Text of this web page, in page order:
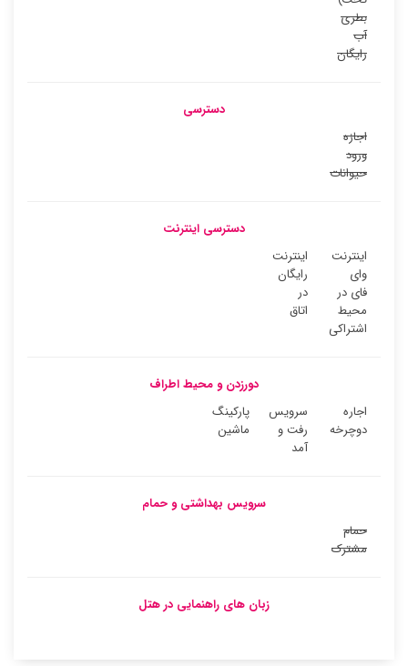
بطری
آب
رایگان
دسترسی
اجازه
ورود
حیوانات
دسترسی اینترنت
اینترنت
وای
فای در
محیط
اشتراکی
اینترنت
رایگان
در
اتاق
دورزدن و محیط اطراف
اجاره
دوچرخه
سرویس
رفت و
آمد
پارکینگ
ماشین
سرویس بهداشتی و حمام
حمام
مشترک
زبان های راهنمایی در هتل